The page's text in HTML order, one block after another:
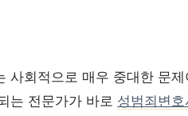
사회적으로 매우 중대한 문
는 전문가가 바로 성범죄변호